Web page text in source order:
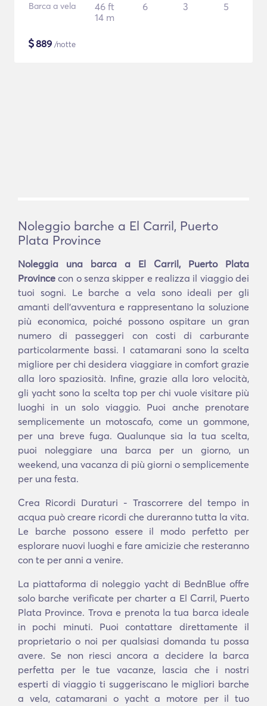
Barca a vela
46 ft
14 m
6 3 5
$889 /notte
Noleggio barche a El Carril, Puerto
Plata Province
Noleggia una barca a El Carril, Puerto Plata
Province con o senza skipper e realizza il viaggio dei
tuoi sogni. Le barche a vela sono ideali per gli
amanti dell'avventura e rappresentano la soluzione
più economica, poiché possono ospitare un gran
numero di passeggeri con costi di carburante
particolarmente bassi. I catamarani sono la scelta
migliore per chi desidera viaggiare in comfort grazie
alla loro spaziosità. Infine, grazie alla loro velocità,
gli yacht sono la scelta top per chi vuole visitare più
luoghi in un solo viaggio. Puoi anche prenotare
semplicemente un motoscafo, come un gommone,
per una breve fuga. Qualunque sia la tua scelta,
puoi noleggiare una barca per un giorno, un
weekend, una vacanza di più giorni o semplicemente
per una festa.
Crea Ricordi Duraturi - Trascorrere del tempo in
acqua può creare ricordi che dureranno tutta la vita.
Le barche possono essere il modo perfetto per
esplorare nuovi luoghi e fare amicizie che resteranno
con te per anni a venire.
La piattaforma di noleggio yacht di BednBlue offre
solo barche verificate per charter a El Carril, Puerto
Plata Province. Trova e prenota la tua barca ideale
in pochi minuti. Puoi contattare direttamente il
proprietario o noi per qualsiasi domanda tu possa
avere. Se non riesci ancora a decidere la barca
perfetta per le tue vacanze, lascia che i nostri
esperti di viaggio ti suggeriscano le migliori barche
a vela, catamarani o yacht a motore per il tuo